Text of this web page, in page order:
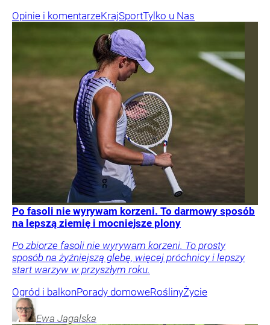
Opinie i komentarzeKrajSportTylko u Nas
Po fasoli nie wyrywam korzeni. To darmowy sposób
na lepszą ziemię i mocniejsze plony
Po zbiorze fasoli nie wyrywam korzeni. To prosty
sposób na żyźniejszą glebę, więcej próchnicy i lepszy
start warzyw w przyszłym roku.
Ogród i balkonPorady domoweRoślinyŻycie
Ewa Jagalska